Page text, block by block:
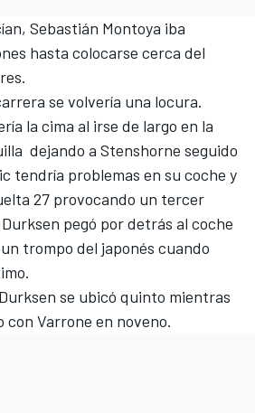
Sebastián Montoya iba
hasta colocarse cerca del
se volvería una locura.
la cima al irse de largo en la
dejando a Stenshorne seguido
tendría problemas en su coche y
27 provocando un tercer
pegó por detrás al coche
trompo del japonés cuando
se ubicó quinto mientras
con Varrone en noveno.